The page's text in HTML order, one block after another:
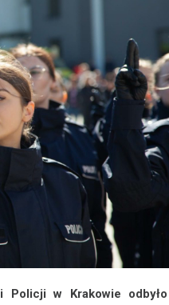
Policji w Krakowie